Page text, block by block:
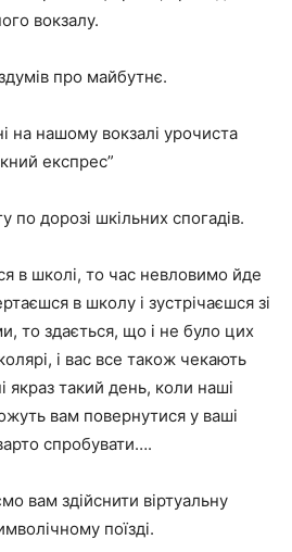
вокзалу.
про майбутнє.
на нашому вокзалі урочиста
експрес”
дорозі шкільних спогадів.
в школі, то час невловимо йде
в школу і зустрічаєшся зі
то здається, що і не було цих
і вас все також чекають
якраз такий день, коли наші
вам повернутися у ваші
спробувати….
вам здійснити віртуальну
поїзді.